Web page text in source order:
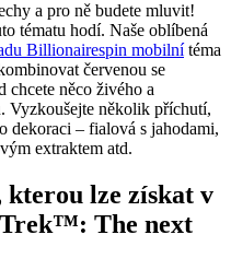
a pro ně budete mluvit!
tématu hodí. Naše oblíbená
Billionairespin mobilnítéma
červenou se
chcete něco živého a
Vyzkoušejte několik příchutí,
dekoraci – fialová s jahodami,
extraktem atd.
kterou lze získat v
The next